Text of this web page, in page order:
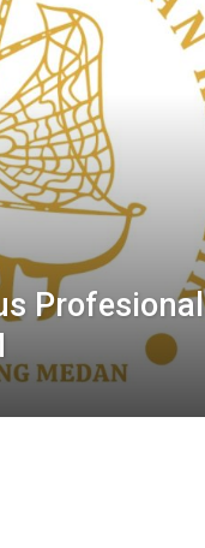
Profesional